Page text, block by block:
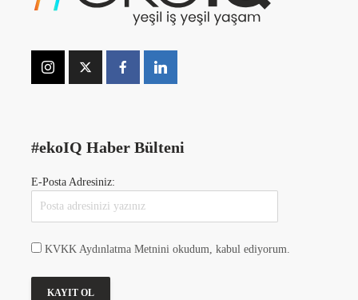
#ekoIQ Haber Bülteni
E-Posta Adresiniz:
KVKK Aydınlatma Metnini okudum, kabul ediyorum.